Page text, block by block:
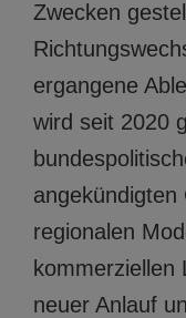
Zwecken
ergangene
wird seit 2020
regionalen
kommerziellen
neuer Anlauf